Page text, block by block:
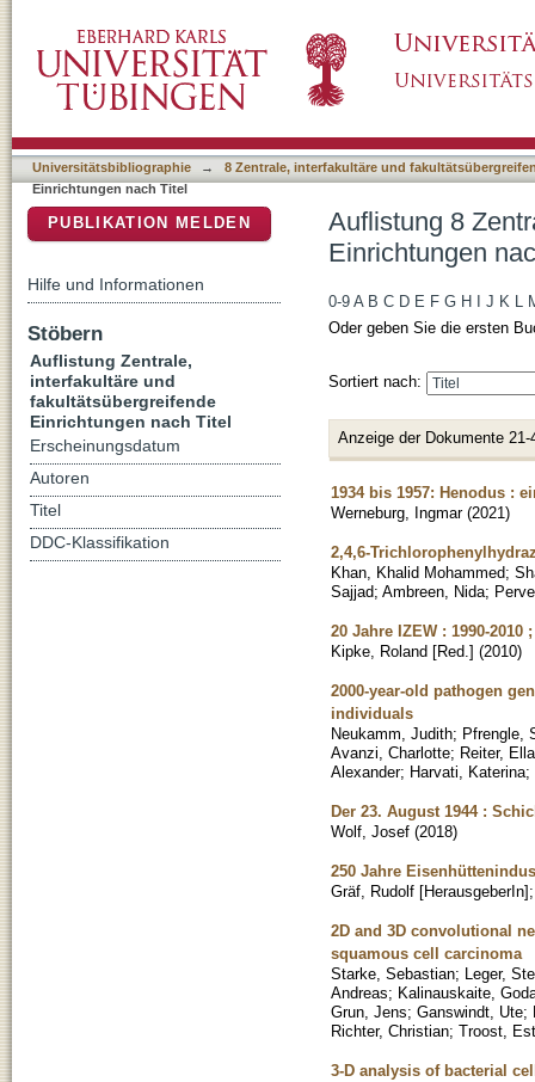
Universitätsbibliographie →
8 Zentrale, interfakultäre und
Einrichtungen nach Titel
Auflistung 8
Einrichtungen
0-9 A B C D E F G H J K L
Oder geben Sie die ersten
Sortiert nach:
Anzeige der Dokumente 21-
1934 bis 1957: Henodus :
Werneburg, Ingmar (2021)
2,4,6-
Khan, Khalid Mohammed;
Sajjad; Ambreen, Nida;
20 Jahre IZEW : 1990-
Kipke, Roland [Red.] (2010)
2000-year-old pathogen
individuals
Neukamm, Judith; Pfrengle,
Avanzi, Charlotte; Reiter, Ella
Alexander; Harvati, Katerina;
Der 23. August 1944 :
Wolf, Josef (2018)
250 Jahre
Gräf, Rudolf [HerausgeberIn]
2D and 3D convolutional
squamous cell carcinoma
Starke, Sebastian; Leger,
Andreas; Kalinauskaite,
Grun, Jens; Ganswindt, Ute;
Richter, Christian; Troost,
3-D analysis of bacterial
PUBLIKATION MELDEN
Hilfe und Informationen
Stöbern
Auflistung Zentrale,
interfakultäre und
fakultätsübergreifende
Einrichtungen nach Titel
Erscheinungsdatum
Autoren
Titel
DDC-Klassifikation